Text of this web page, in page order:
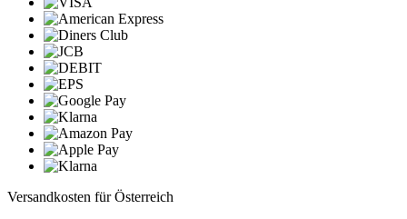
Versandkosten für Österreich